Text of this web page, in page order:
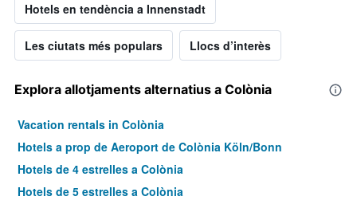
Hotels en tendència a Innenstadt
Les ciutats més populars Llocs d’interès
Explora allotjaments alternatius a Colònia
Vacation rentals in Colònia
Hotels a prop de Aeroport de Colònia Köln/Bonn
Hotels de 4 estrelles a Colònia
Hotels de 5 estrelles a Colònia